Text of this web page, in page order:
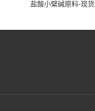
盐酸小檗碱原料-现